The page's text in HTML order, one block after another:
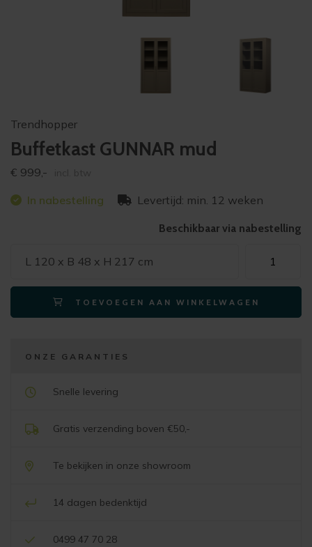
Trendhopper
Buffetkast GUNNAR mud
€ 999,-
In nabestelling Levertijd: min. 12 weken
Beschikbaar via nabestelling
L 120 x B 48 x H 217 cm
GUNNAR
mud
aantal
TOEVOEGEN AAN WINKELWAGEN
ONZE GARANTIES
Snelle levering
Gratis verzending boven €50,-
Te bekijken in onze showroom
14 dagen bedenktijd
0499 47 70 28